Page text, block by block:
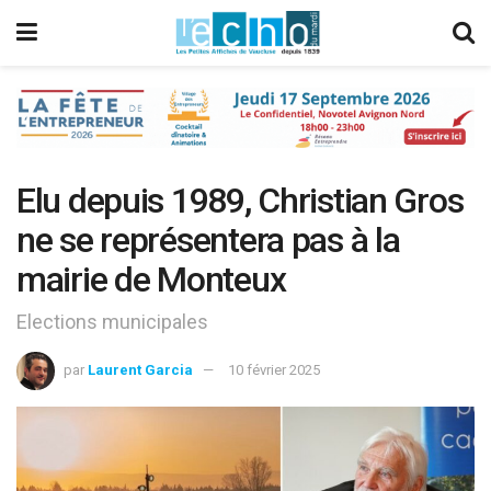
Elu depuis 1989, Christian Gros
ne se représentera pas à la
mairie de Monteux
Elections municipales
par Laurent Garcia 10 février 2025